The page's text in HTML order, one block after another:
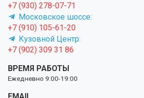
+7 (930) 278-07-71
Московское шоссе:
+7 (910) 105-61-20
Кузовной Центр:
+7 (902) 309 31 86
ВРЕМЯ РАБОТЫ
Ежедневно 9:00-19:00
EMAIL